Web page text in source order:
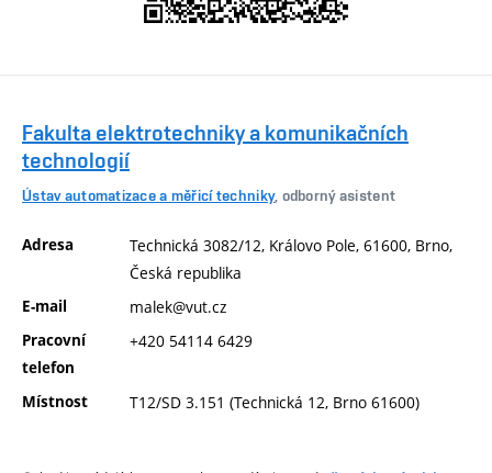
Fakulta elektrotechniky a komunikačních
technologií
Ústav automatizace a měřicí techniky, odborný asistent
Adresa
Technická 3082/12, Královo Pole, 61600, Brno,
Česká republika
E-mail malek@vut.cz
Pracovní
telefon
+420 54114 6429
Místnost T12/SD 3.151 (Technická 12, Brno 61600)